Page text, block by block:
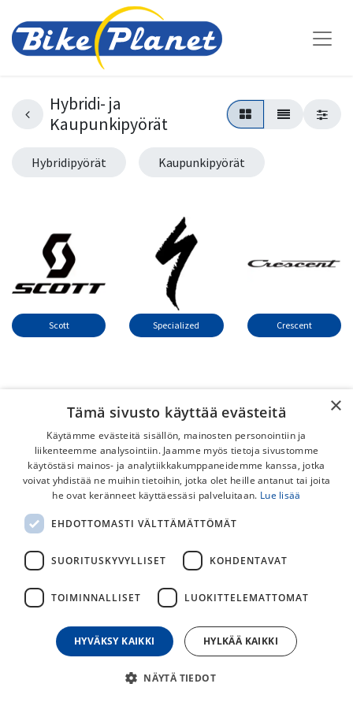
Hybridi- ja
Kaupunkipyörät
Hybridipyörät Kaupunkipyörät
Scott​​ Specialized​​ Crescent​​
Specialized Sirrus X 2.0 EQ
Sirrus X hybridipyörä tarjoaa
mukavuutta, tehokkuutta ja
loistaa niin päällysteellä,
maastossa, kuin kaikella
näiden välillä.
1 099,00
Specialized Sirrus X 2.0 EQ
Sirrus X 2.0 EQ hybridipyörä
käsiteltävyyttä ja se loistaa
niin päällysteellä, maastossa,
kuin kaikella näiden välillä.
1 099,00
×
Tämä sivusto käyttää evästeitä
Käytämme evästeitä sisällön, mainosten personointiin ja
liikenteemme analysointiin. Jaamme myös tietoja sivustomme
käytöstäsi mainos- ja analytiikkakumppaneidemme kanssa, jotka
voivat yhdistää ne muihin tietoihin, jotka olet heille antanut tai joita
he ovat keränneet käyttäessäsi palveluitaan. Lue lisää
EHDOTTOMASTI VÄLTTÄMÄTTÖMÄT
SUORITUSKYVYLLISET KOHDENTAVAT
TOIMINNALLISET LUOKITTELEMATTOMAT
HYVÄKSY KAIKKI HYLKÄÄ KAIKKI
NÄYTÄ TIEDOT